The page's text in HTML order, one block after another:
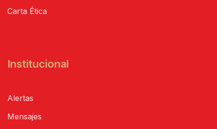
Carta Ética
Institucional
Alertas
Mensajes